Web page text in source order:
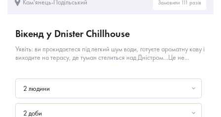
Замовили 111 разів
Вікенд у Dnister Chillhouse
Уявіть: ви прокидаєтеся під легкий шум води, готуєте ароматну каву і
виходите на терасу, де туман стелиться над Дністром…Це не...
2 людини
2 доби